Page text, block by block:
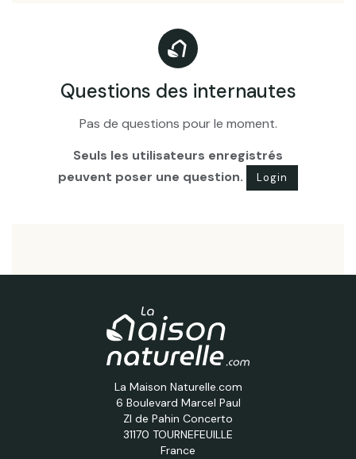
Questions des internautes
Pas de questions pour le moment.
Seuls les utilisateurs enregistrés
peuvent poser une question.
Login
La Maison Naturelle.com
6 Boulevard Marcel Paul
ZI de Pahin Concerto
31170 TOURNEFEUILLE
France